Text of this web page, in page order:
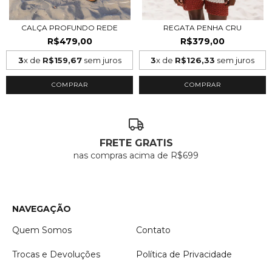
CALÇA PROFUNDO REDE
R$479,00
3x de R$159,67sem juros
COMPRAR
REGATA PENHA CRU
R$379,00
3x de R$126,33 sem juros
COMPRAR
FRETE GRATIS
nas compras acima de R$699
NAVEGAÇÃO
Quem Somos
Contato
Trocas e Devoluções Política de Privacidade